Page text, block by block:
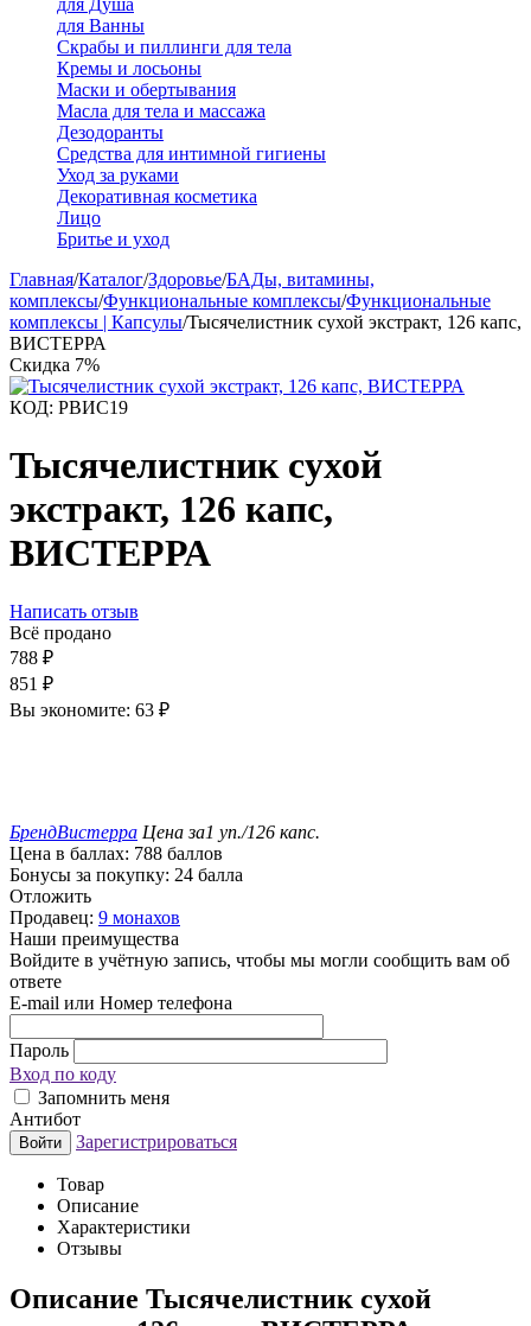
для Душа
для Ванны
Скрабы и пиллинги для тела
Кремы и лосьоны
Маски и обертывания
Масла для тела и массажа
Дезодоранты
Средства для интимной гигиены
Уход за руками
Декоративная косметика
Лицо
Бритье и уход
Главная/Каталог/Здоровье/БАДы, витамины,
комплексы/Функциональные комплексы/Функциональные
комплексы | Капсулы/Тысячелистник сухой экстракт, 126 капс,
ВИСТЕРРА
Скидка 7%
КОД: РВИС19
Тысячелистник сухой
экстракт, 126 капс,
ВИСТЕРРА
Написать отзыв
Всё продано
788 ₽
851 ₽
Вы экономите: 63 ₽
БрендВистерра Цена за1 уп./126 капс.
Цена в баллах: 788 баллов
Бонусы за покупку: 24 балла
Отложить
Продавец: 9 монахов
Наши преимущества
Войдите в учётную запись, чтобы мы могли сообщить вам об
ответе
E-mail или Номер телефона
Пароль
Вход по коду
Запомнить меня
Антибот
Войти Зарегистрироваться
Товар
Описание
Характеристики
Отзывы
Описание Тысячелистник сухой